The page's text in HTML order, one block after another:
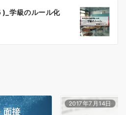
学級のルール化
2017年7月14日